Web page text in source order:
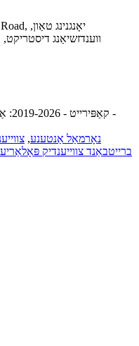
ווענדזשיאַנג
© קאַפּירייט - 2019-2026: אַלע רעכטן רעזערווירט. -
נאָרמאַל אַנטענע,
ברייטבאַנד צווייענדיק